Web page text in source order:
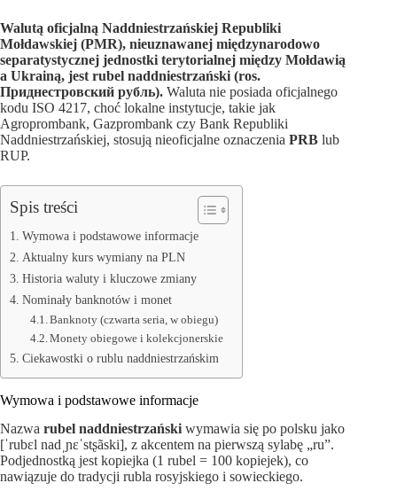
Walutą oficjalną Naddniestrzańskiej Republiki
Mołdawskiej (PMR), nieuznawanej międzynarodowo
separatystycznej jednostki terytorialnej między Mołdawią
a Ukrainą, jest rubel naddniestrzański (ros.
Приднестровский рубль). Waluta nie posiada oficjalnego
kodu ISO 4217, choć lokalne instytucje, takie jak
Agroprombank, Gazprombank czy Bank Republiki
Naddniestrzańskiej, stosują nieoficjalne oznaczenia PRB lub
RUP.
Spis treści
Wymowa i podstawowe informacje
Aktualny kurs wymiany na PLN
Historia waluty i kluczowe zmiany
Nominały banknotów i monet
Banknoty (czwarta seria, w obiegu)
Monety obiegowe i kolekcjonerskie
Ciekawostki o rublu naddniestrzańskim
Wymowa i podstawowe informacje
Nazwa rubel naddniestrzańskiwymawia się po polsku jako
[ˈrubɛl nadˌɲɛˈstʂãski], z akcentem na pierwszą sylabę „ru”.
Podjednostką jest kopiejka (1 rubel = 100 kopiejek), co
nawiązuje do tradycji rubla rosyjskiego i sowieckiego.